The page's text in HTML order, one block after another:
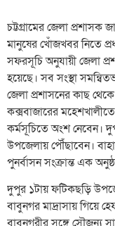
চট্টগ্রামের জেলা প্রশাসক
মানুষের খোঁজখবর নিতে
সফরসূচি অনুযায়ী জেলা
হয়েছে। সব সংস্থা
জেলা প্রশাসনের কাছ
কক্সবাজারের
কর্মসূচিতে অংশ নেবেন।
উপজেলায় পৌঁছাবেন।
পুনর্বাসন সংক্রান্ত এক
দুপুর ১টায় ফটিকছড়ি
বাবুনগর মাদ্রাসায় গিয়ে